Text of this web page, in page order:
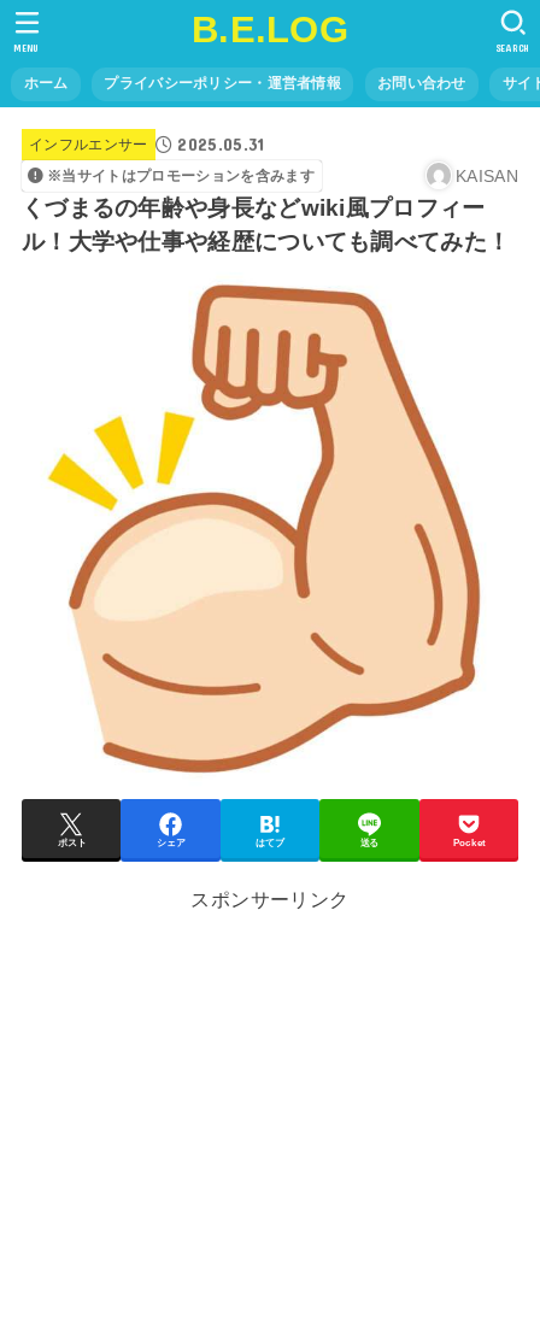
B.E.LOG
ホーム プライバシーポリシー・運営者情報 お問い合わせ サイ
SEARCH
MENU
インフルエンサー 2025.05.31
※当サイトはプロモーションを含みます KAISAN
くづまるの年齢や身長などwiki風プロフィー
ル！大学や仕事や経歴についても調べてみた！
ポスト シェア はてブ 送る Pocket
スポンサーリンク